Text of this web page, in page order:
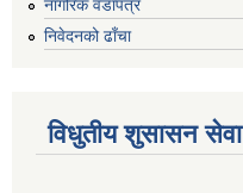
नागरिक वडापत्र
निवेदनको ढाँचा
विधुतीय शुसासन सेवा